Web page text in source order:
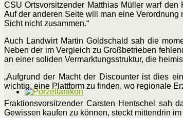
CSU Ortsvorsitzender Matthias Müller warf
Auf der anderen Seite will man eine
Sicht nicht zusammen.“
Auch Landwirt Martin Goldschald sah die
Neben der im Vergleich zu Großbetrieben
an einer soliden Vermarktungsstruktur, die
„Aufgrund der Macht der Discounter ist dies
wichtig, eine Plattform zu finden, wo regionale
Fraktionsvorsitzender Carsten Hentschel sah
Gewissen kaufen zu können, steckt mittendrin